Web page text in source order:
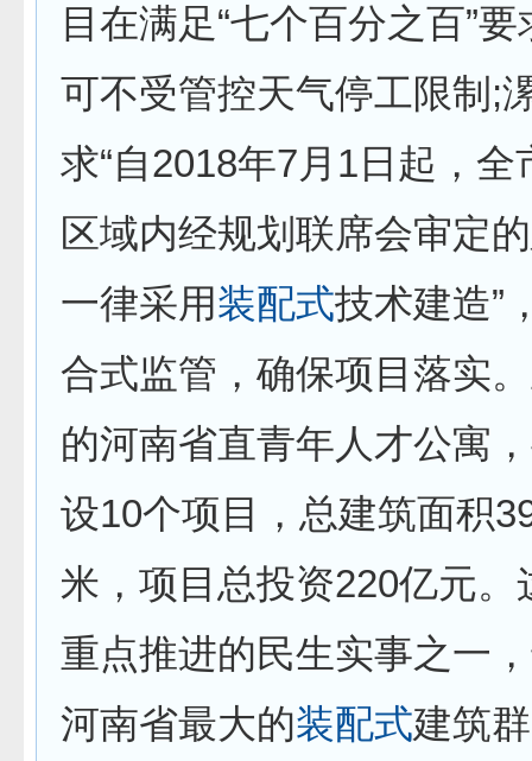
目在满足“七个百分之百”
可不受管控天气停工限制;
求“自2018年7月1日起，全
区域内经规划联席会审定
一律采用装配式技术建造”
合式监管，确保项目落实
的河南省直青年人才公寓
设10个项目，总建筑面积
米，项目总投资220亿元。
重点推进的民生实事之一
河南省最大的装配式建筑